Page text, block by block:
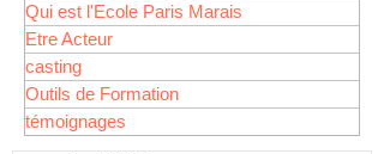
Qui est l'Ecole Paris Marais
Etre Acteur
casting
Outils de Formation
témoignages